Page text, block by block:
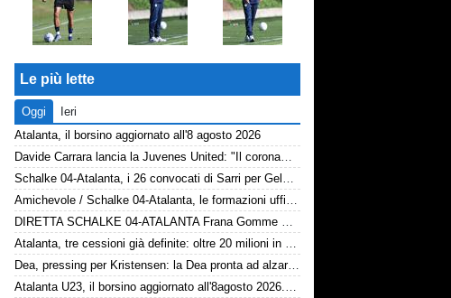
Le più lette
Oggi
Ieri
Atalanta, il borsino aggiornato all'8 agosto 2026
Davide Carrara lancia la Juvenes United: "Il coronamento di un progetto, nove ragazzi del 2007 in prima squadra"
Schalke 04-Atalanta, i 26 convocati di Sarri per Gelsenkirchen
Amichevole / Schalke 04-Atalanta, le formazioni ufficiali
DIRETTA SCHALKE 04-ATALANTA Frana Gomme Madone, 0-2
Atalanta, tre cessioni già definite: oltre 20 milioni in arrivo. Ora il focus è su Diao
Dea, pressing per Kristensen: la Dea pronta ad alzare l'offerta all'Udinese
Atalanta U23, il borsino aggiornato all'8agosto 2026. Cantiere aperto per Beati